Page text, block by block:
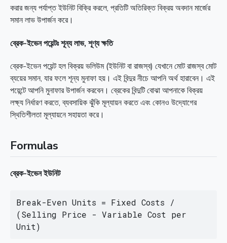
করার জন্য পর্যাপ্ত ইউনিট বিক্রি করলে, প্রতিটি অতিরিক্ত বিক্রয় অবদান মার্জের
সমান লাভ উপার্জন করে।
ব্রেক-ইভেন পয়েন্টঃ শূন্য লাভ, শূণ্য ক্ষতি
ব্রেক-ইভেন পয়েন্ট হল বিক্রয় ভলিউম (ইউনিট বা রাজস্ব) যেখানে মোট রাজস্ব মোট
ব্যয়ের সমান, যার ফলে শূন্য মুনাফা হয়। এই বিন্দুর নীচে আপনি অর্থ হারাবেন। এই
পয়েন্টে আপনি মুনাফার উপার্জন করবেন। ব্রেকের বিন্দুটি বোঝা আপনাকে বিক্রয়
লক্ষ্য নির্ধারণ করতে, ব্যবসায়িক ঝুঁকি মূল্যায়ন করতে এবং কোনও উদ্যোগের
স্থিতিশীলতা মূল্যায়নে সহায়তা করে।
Formulas
ব্রেক-ইভেন ইউনিট
Break-Even Units = Fixed Costs /
(Selling Price - Variable Cost per
Unit)